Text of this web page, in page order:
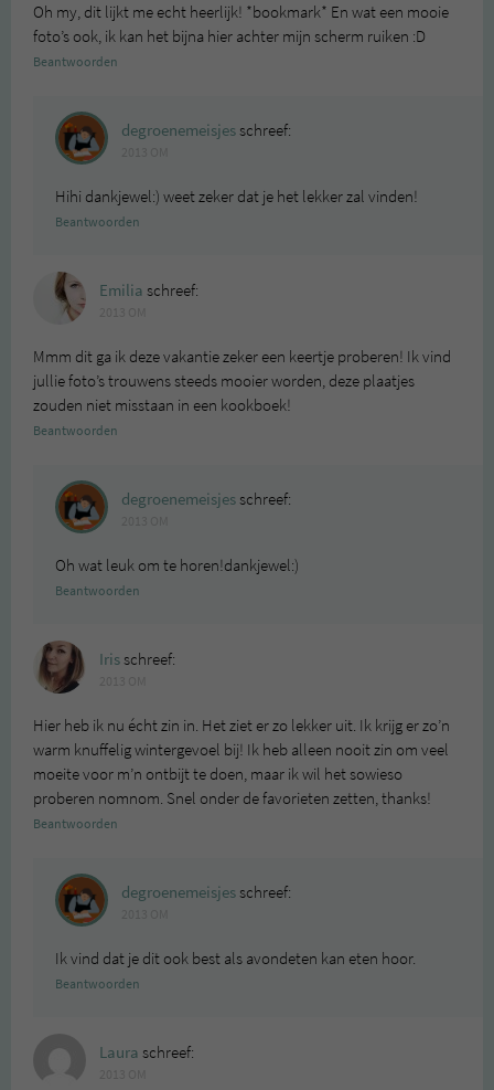
Oh my, dit lijkt me echt heerlijk! *bookmark* En wat een mooie
foto’s ook, ik kan het bijna hier achter mijn scherm ruiken :D
Beantwoorden
degroenemeisjesschreef:
Hihi dankjewel:) weet zeker dat je het lekker zal vinden!
Beantwoorden
Emilia schreef:
Mmm dit ga ik deze vakantie zeker een keertje proberen! Ik vind
jullie foto’s trouwens steeds mooier worden, deze plaatjes
zouden niet misstaan in een kookboek!
Beantwoorden
degroenemeisjesschreef:
Oh wat leuk om te horen!dankjewel:)
Beantwoorden
Irisschreef:
Hier heb ik nu écht zin in. Het ziet er zo lekker uit. Ik krijg er zo’n
warm knuffelig wintergevoel bij! Ik heb alleen nooit zin om veel
moeite voor m’n ontbijt te doen, maar ik wil het sowieso
proberen nomnom. Snel onder de favorieten zetten, thanks!
Beantwoorden
degroenemeisjesschreef:
Ik vind dat je dit ook best als avondeten kan eten hoor.
Beantwoorden
Laura schreef: